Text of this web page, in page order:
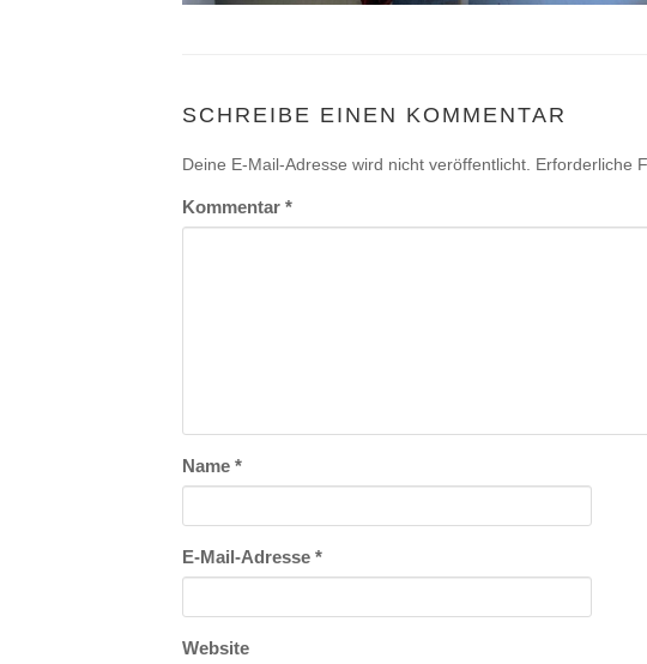
SCHREIBE EINEN KOMMENTAR
Deine E-Mail-Adresse wird nicht veröffentlicht. Erforderliche
Kommentar *
Name *
E-Mail-Adresse *
Website